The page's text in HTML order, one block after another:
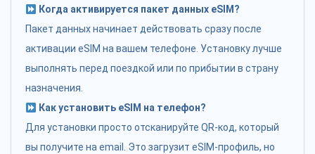
Когда активируется пакет данных eSIM?
Пакет данных начинает действовать сразу после
активации eSIM на вашем телефоне. Установку лучше
выполнять перед поездкой или по прибытии в страну
назначения.
Как установить eSIM на телефон?
Для установки просто отсканируйте QR-код, который
вы получите на email. Это загрузит eSIM-профиль, но